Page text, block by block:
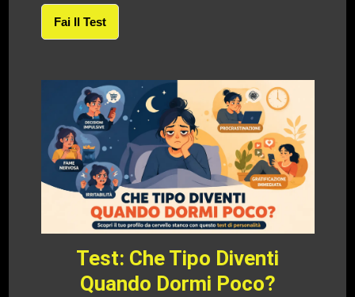
Fai Il Test
Test: Che Tipo Diventi
Quando Dormi Poco?